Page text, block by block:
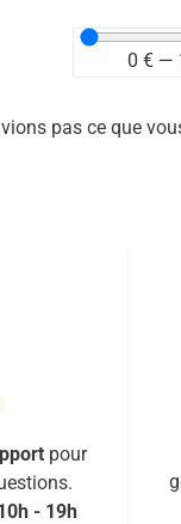
0 €—
pas ce que
pour
- 19h